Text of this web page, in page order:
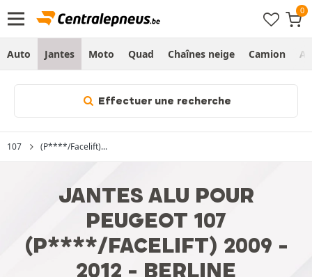
Auto Jantes Moto Quad Chaînes neige Camion
Effectuer une recherche
107 (P****/Facelift)...
JANTES ALU POUR
PEUGEOT 107
(P****/FACELIFT) 2009 -
2012 - BERLINE